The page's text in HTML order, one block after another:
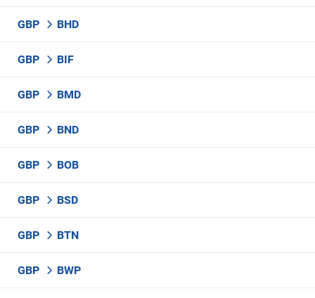
GBP BHD
GBP BIF
GBP BMD
GBP BND
GBP BOB
GBP BSD
GBP BTN
GBP BWP